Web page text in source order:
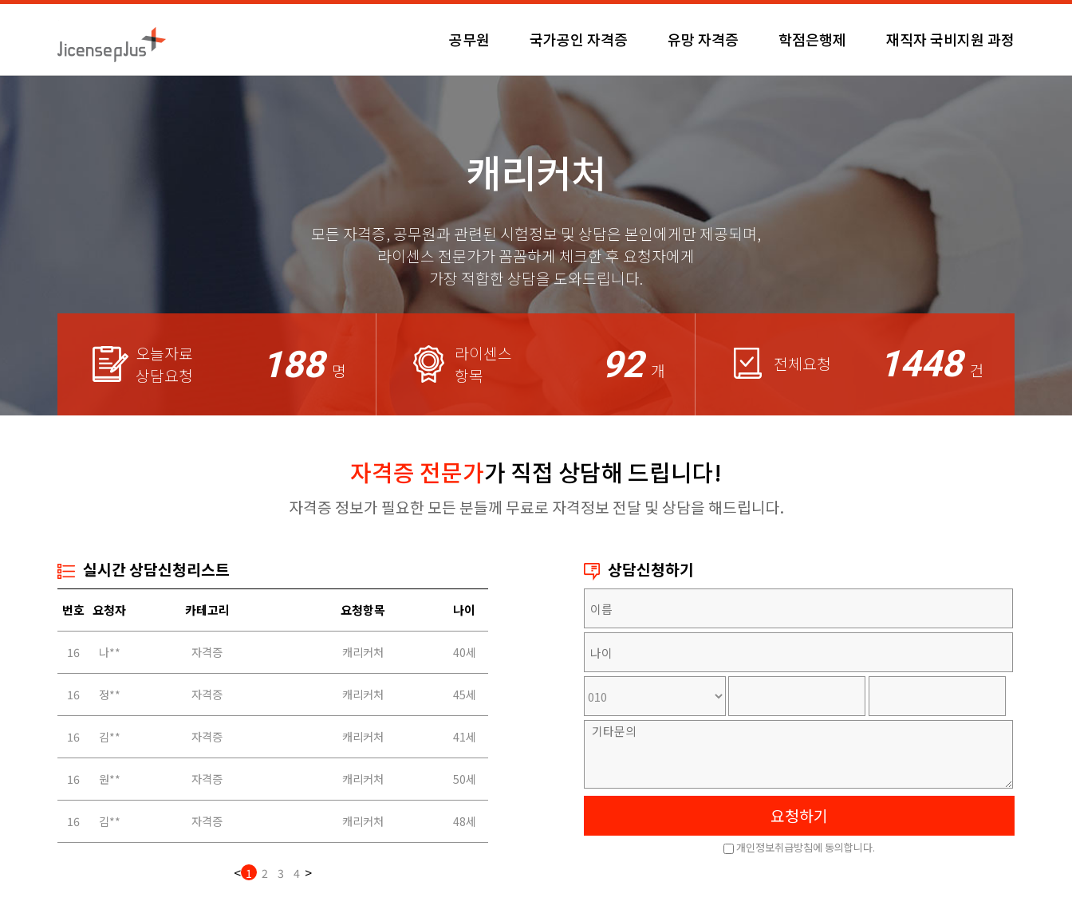
공무원 국가공인 자격증 유망 자격증 학점은행제 재직자 국비지원 과정
캐리커처
모든 자격증, 공무원과 관련된 시험정보 및 상담은 본인에게만 제공되며,
라이센스 전문가가 꼼꼼하게 체크한 후 요청자에게
가장 적합한 상담을 도와드립니다.
오늘자료
상담요청
188 명
라이센스
항목
92 개 전체요청 1448 건
자격증 전문가가 직접 상담해 드립니다!
자격증 정보가 필요한 모든 분들께 무료로 자격정보 전달 및 상담을 해드립니다.